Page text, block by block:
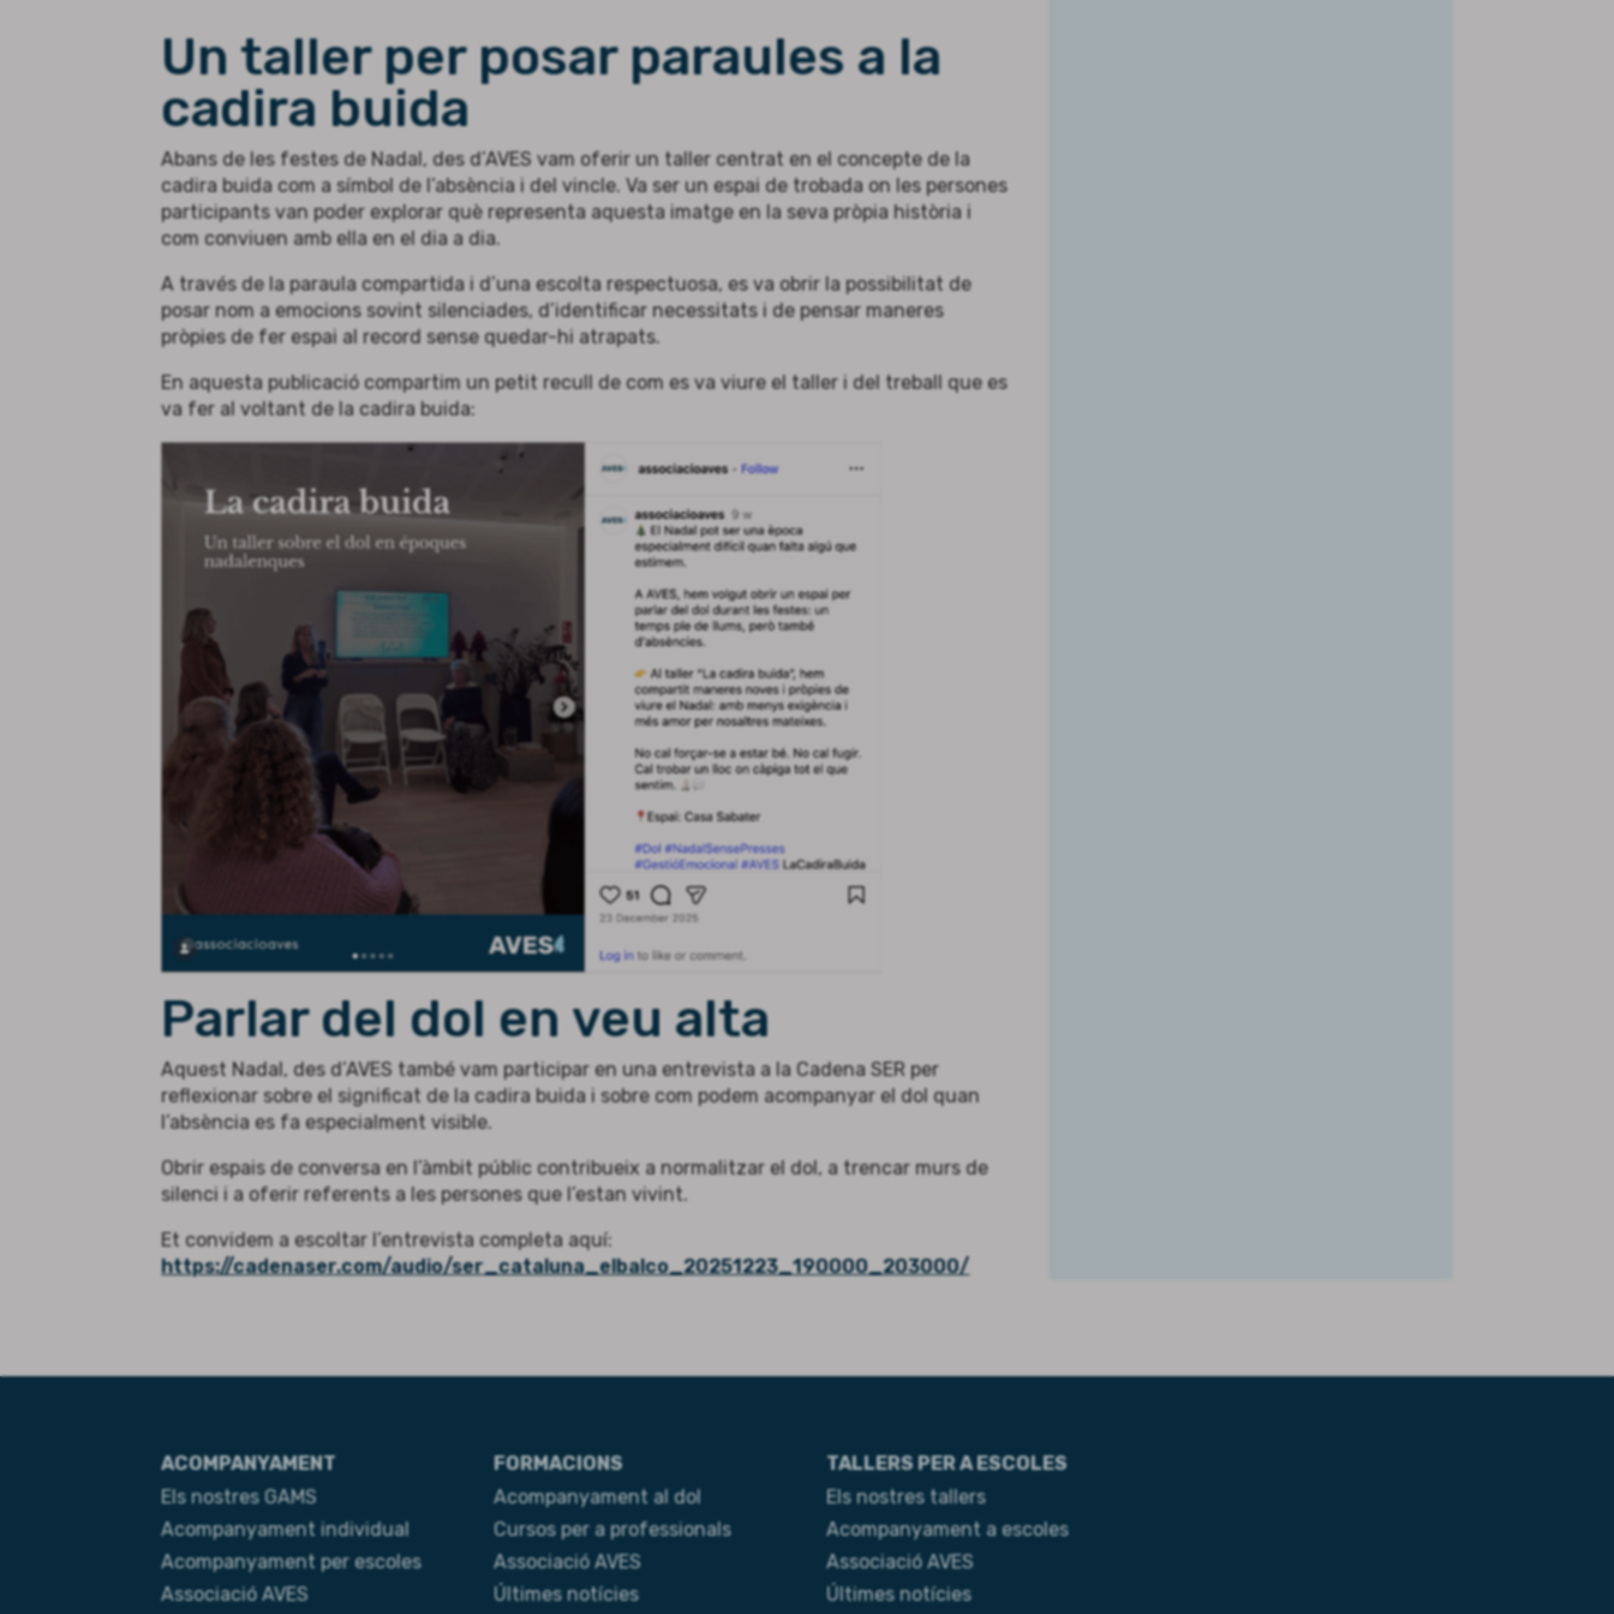
Un taller per posar paraules a la
cadira buida
Abans de les festes de Nadal, des d’AVES vam oferir un taller centrat en el concepte de la
cadira buida com a símbol de l’absència i del vincle. Va ser un espai de trobada on les persones
participants van poder explorar què representa aquesta imatge en la seva pròpia història i
com conviuen amb ella en el dia a dia.
A través de la paraula compartida i d’una escolta respectuosa, es va obrir la possibilitat de
posar nom a emocions sovint silenciades, d’identificar necessitats i de pensar maneres
pròpies de fer espai al record sense quedar-hi atrapats.
En aquesta publicació compartim un petit recull de com es va viure el taller i del treball que es
va fer al voltant de la cadira buida:
Parlar del dol en veu alta
Aquest Nadal, des d’AVES també vam participar en una entrevista a la Cadena SER per
reflexionar sobre el significat de la cadira buida i sobre com podem acompanyar el dol quan
l’absència es fa especialment visible.
Obrir espais de conversa en l’àmbit públic contribueix a normalitzar el dol, a trencar murs de
silenci i a oferir referents a les persones que l’estan vivint.
Et convidem a escoltar l’entrevista completa aquí:
https://cadenaser.com/audio/ser_cataluna_elbalco_20251223_190000_203000/
ACOMPANYAMENT
Els nostres GAMS
Acompanyament individual
Acompanyament per escoles
Associació AVES
FORMACIONS
Acompanyament al dol
Cursos per a professionals
Associació AVES
Últimes notícies
TALLERS PER A ESCOLES
Els nostres tallers
Acompanyament a escoles
Associació AVES
Últimes notícies